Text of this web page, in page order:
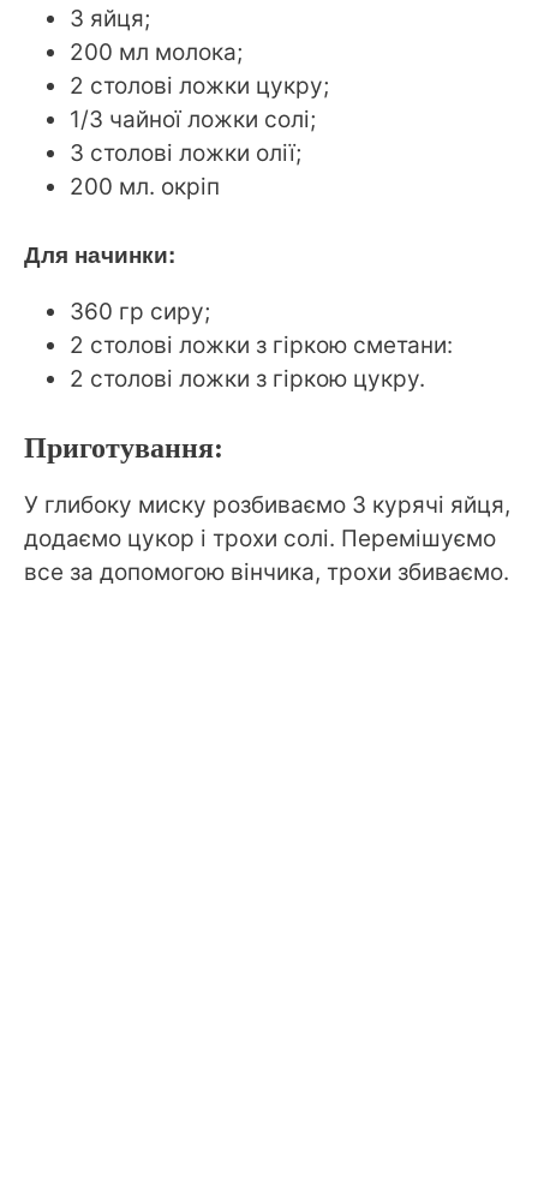
3 яйця;
200 мл молока;
2 столові ложки цукру;
1/3 чайної ложки солі;
3 столові ложки олії;
200 мл. окріп
Для начинки:
360 гр сиру;
2 столові ложки з гіркою сметани:
2 столові ложки з гіркою цукру.
Приготування:
У глибоку миску розбиваємо 3 курячі яйця,
додаємо цукор і трохи солі. Перемішуємо
все за допомогою вінчика, трохи збиваємо.